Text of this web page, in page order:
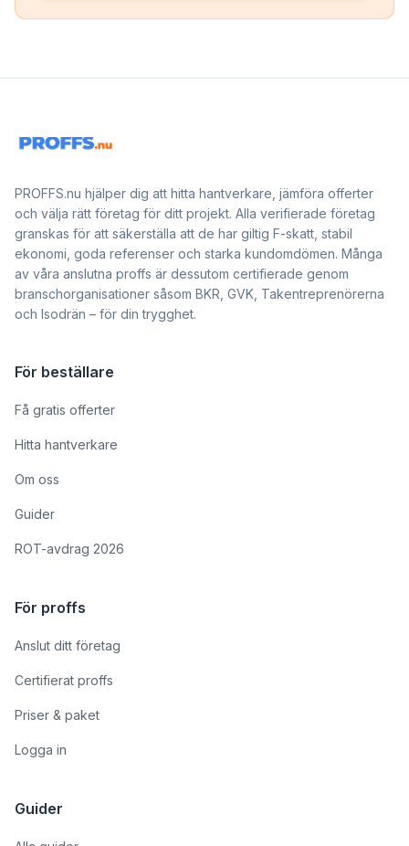
PROFFS.nu hjälper dig att hitta hantverkare, jämföra offerter
och välja rätt företag för ditt projekt. Alla verifierade företag
granskas för att säkerställa att de har giltig F-skatt, stabil
ekonomi, goda referenser och starka kundomdömen. Många
av våra anslutna proffs är dessutom certifierade genom
branschorganisationer såsom BKR, GVK, Takentreprenörerna
och Isodrän – för din trygghet.
För beställare
Få gratis offerter
Hitta hantverkare
Om oss
Guider
ROT-avdrag 2026
För proffs
Anslut ditt företag
Certifierat proffs
Priser & paket
Logga in
Guider